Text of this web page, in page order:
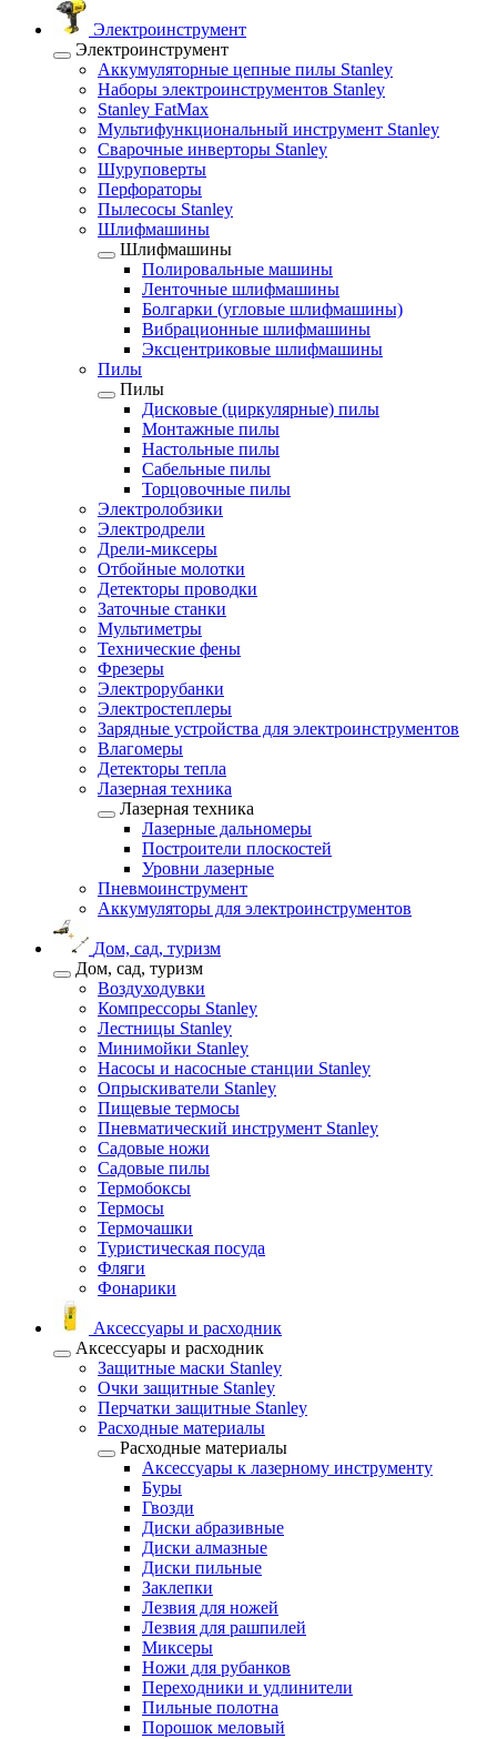
Электроинструмент
Электроинструмент
Аккумуляторные цепные пилы Stanley
Наборы электроинструментов Stanley
Stanley FatMax
Мультифункциональный инструмент Stanley
Сварочные инверторы Stanley
Шуруповерты
Перфораторы
Пылесосы Stanley
Шлифмашины
Шлифмашины
Полировальные машины
Ленточные шлифмашины
Болгарки (угловые шлифмашины)
Вибрационные шлифмашины
Эксцентриковые шлифмашины
Пилы
Пилы
Дисковые (циркулярные) пилы
Монтажные пилы
Настольные пилы
Сабельные пилы
Торцовочные пилы
Электролобзики
Электродрели
Дрели-миксеры
Отбойные молотки
Детекторы проводки
Заточные станки
Мультиметры
Технические фены
Фрезеры
Электрорубанки
Электростеплеры
Зарядные устройства для электроинструментов
Влагомеры
Детекторы тепла
Лазерная техника
Лазерная техника
Лазерные дальномеры
Построители плоскостей
Уровни лазерные
Пневмоинструмент
Аккумуляторы для электроинструментов
Дом, сад, туризм
Дом, сад, туризм
Воздуходувки
Компрессоры Stanley
Лестницы Stanley
Минимойки Stanley
Насосы и насосные станции Stanley
Опрыскиватели Stanley
Пищевые термосы
Пневматический инструмент Stanley
Садовые ножи
Садовые пилы
Термобоксы
Термосы
Термочашки
Туристическая посуда
Фляги
Фонарики
Аксессуары и расходник
Аксессуары и расходник
Защитные маски Stanley
Очки защитные Stanley
Перчатки защитные Stanley
Расходные материалы
Расходные материалы
Аксессуары к лазерному инструменту
Буры
Гвозди
Диски абразивные
Диски алмазные
Диски пильные
Заклепки
Лезвия для ножей
Лезвия для рашпилей
Миксеры
Ножи для рубанков
Переходники и удлинители
Пильные полотна
Порошок меловый